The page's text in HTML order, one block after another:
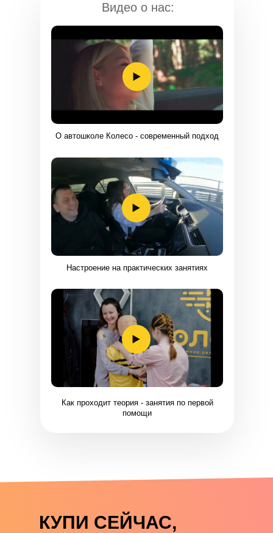
TELEGRAM
Видео о нас:
О автошколе Колесо - современный подход
Настроение на практических занятиях
Как проходит теория - занятия по первой
помощи
КУПИ СЕЙЧАС,